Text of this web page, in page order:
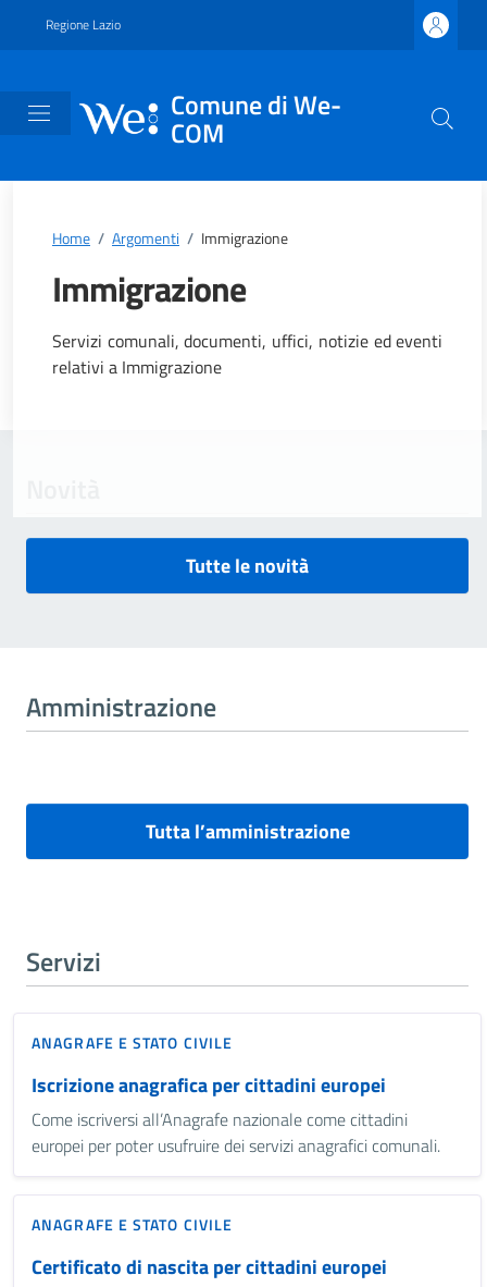
Regione Lazio
Comune di We-
COM
Home / Argomenti / Immigrazione
Immigrazione
Dettagli dell'argomento
Servizi comunali, documenti, uffici, notizie ed eventi
relativi a Immigrazione
Tutte le novità
Amministrazione
Tutta l’amministrazione
Servizi
ANAGRAFE E STATO CIVILE
Iscrizione anagrafica per cittadini europei
Come iscriversi all’Anagrafe nazionale come cittadini
europei per poter usufruire dei servizi anagrafici comunali.
ANAGRAFE E STATO CIVILE
Certificato di nascita per cittadini europei